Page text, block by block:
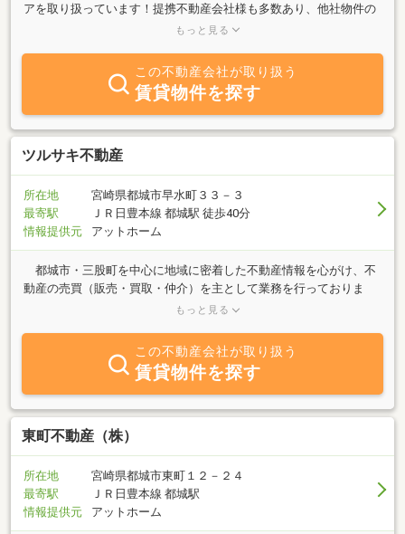
アを取り扱っています！提携不動産会社様も多数あり、他社物件の
紹介も可能です。お部屋探しをする際はまず大東建託リーシング都
もっと見る
この不動産会社が取り扱う
賃貸物件を探す
ツルサキ不動産
所在地
宮崎県都城市早水町３３－３
最寄駅
ＪＲ日豊本線 都城駅 徒歩40分
情報提供元
アットホーム
都城市・三股町を中心に地域に密着した不動産情報を心がけ、不
動産の売買（販売・買取・仲介）を主として業務を行っておりま
す。 都城市で土地・建物を売りたい方、是非一度お問い合わせ下
談は無料です。お客様よりのお問い合わせ、ご相談を心よりお待ち
致しております。（当社はお問い合わせいただいたお客様のお宅を
アポイント無しで訪問することは致しません。）
もっと見る
この不動産会社が取り扱う
賃貸物件を探す
東町不動産（株）
所在地
宮崎県都城市東町１２－２４
最寄駅
ＪＲ日豊本線 都城駅
情報提供元
アットホーム